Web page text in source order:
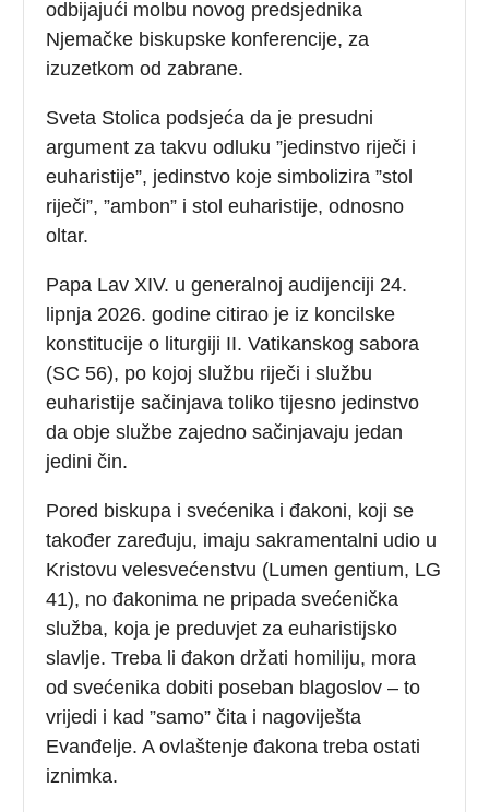
odbijajući molbu novog predsjednika
Njemačke biskupske konferencije, za
izuzetkom od zabrane.
Sveta Stolica podsjeća da je presudni
argument za takvu odluku ”jedinstvo riječi i
euharistije”, jedinstvo koje simbolizira ”stol
riječi”, ”ambon” i stol euharistije, odnosno
oltar.
Papa Lav XIV. u generalnoj audijenciji 24.
lipnja 2026. godine citirao je iz koncilske
konstitucije o liturgiji II. Vatikanskog sabora
(SC 56), po kojoj službu riječi i službu
euharistije sačinjava toliko tijesno jedinstvo
da obje službe zajedno sačinjavaju jedan
jedini čin.
Pored biskupa i svećenika i đakoni, koji se
također zaređuju, imaju sakramentalni udio u
Kristovu velesvećenstvu (Lumen gentium, LG
41), no đakonima ne pripada svećenička
služba, koja je preduvjet za euharistijsko
slavlje. Treba li đakon držati homiliju, mora
od svećenika dobiti poseban blagoslov – to
vrijedi i kad ”samo” čita i nagoviješta
Evanđelje. A ovlaštenje đakona treba ostati
iznimka.